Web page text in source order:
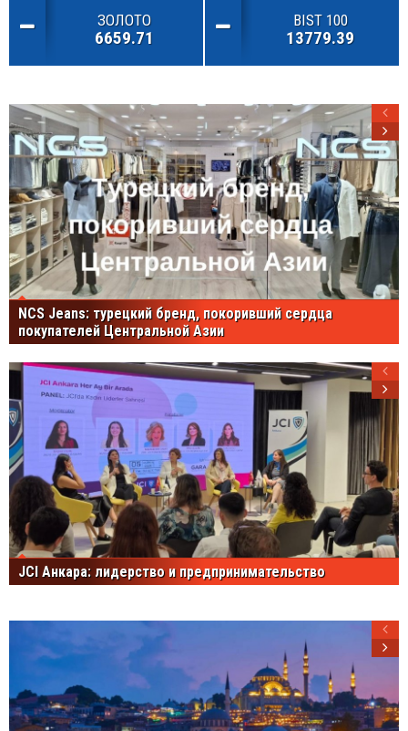
ЗОЛОТО
6659.71
BIST 100
13779.39
NCS Jeans: турецкий бренд, покоривший сердца
покупателей Центральной Азии
JCI Анкара: лидерство и предпринимательство